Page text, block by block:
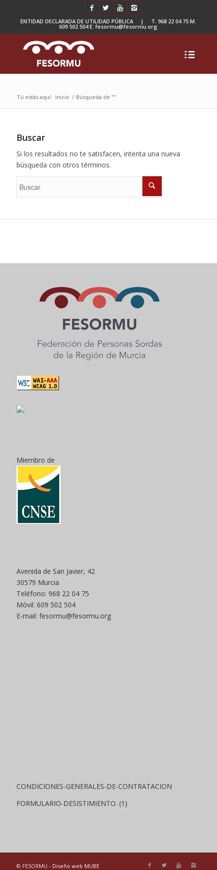
ENTIDAD DECLARADA DE UTILIDAD PÚBLICA | T. 968 22 04 75 M.
609 502 504 E. fesormu@fesormu.org
Tú estás aquí: Inicio / Búsqueda de ""
Buscar
Si los resultados no te satisfacen, intenta una nueva
búsqueda con otros términos.
Miembro de
Avenida de San Javier, 42
30579 Murcia
Teléfono: 968 22 04 75
Móvil: 609 502 504
E-mail: fesormu@fesormu.org
CONDICIONES-GENERALES-DE-CONTRATACION
FORMULARIO-DESISTIMIENTO. (1)
© FESORMU - Diseño web MUBE